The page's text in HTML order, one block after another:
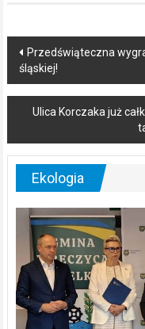
Post
navigation
Przedświąteczna
śląskiej!
Ulica Korczaka już
Ekologia